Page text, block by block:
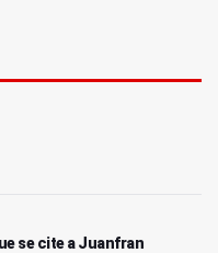
se cite a Juanfran